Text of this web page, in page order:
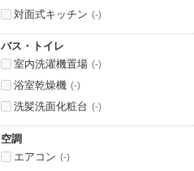
対面式キッチン (-)
バス・トイレ
室内洗濯機置場 (-)
浴室乾燥機 (-)
洗髪洗面化粧台 (-)
空調
エアコン (-)